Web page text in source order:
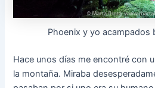
Phoenix y yo acampados
Hace unos días me encontré con
la montaña. Miraba